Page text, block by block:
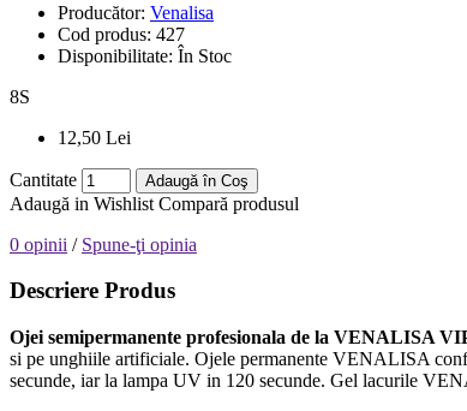
Producător: Venalisa
Cod produs: 427
Disponibilitate: În Stoc
8S
12,50 Lei
Cantitate Adaugă în Coş
Adaugă in Wishlist Compară produsul
0 opinii / Spune-ţi opinia
Descriere Produs
Ojei semipermanente profesionala de la VENALISA
si pe unghiile artificiale. Ojele permanente VENALISA
secunde, iar la lampa UV in 120 secunde. Gel lacurile